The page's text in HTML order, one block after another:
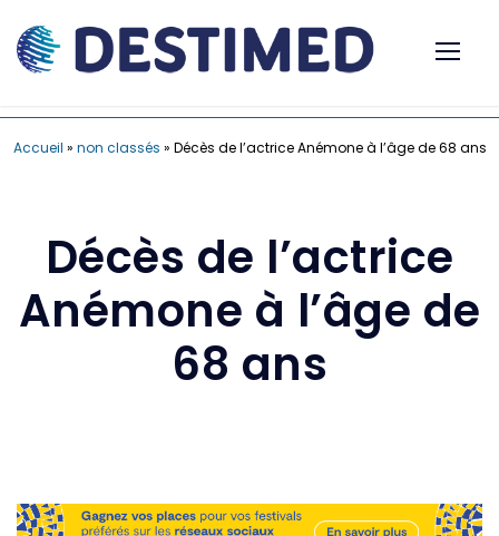
Accueil » non classés » Décès de l’actrice Anémone à l’âge de 68 ans
Décès de l’actrice
Anémone à l’âge de
68 ans